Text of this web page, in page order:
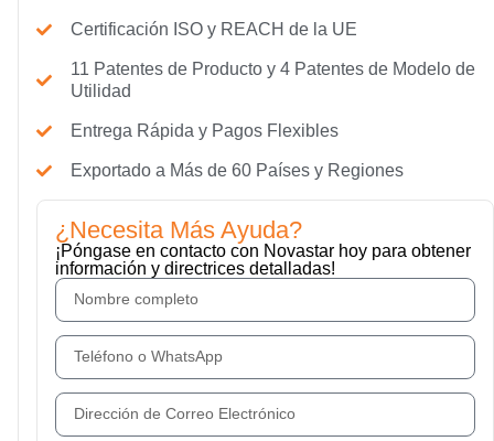
Certificación ISO y REACH de la UE
11 Patentes de Producto y 4 Patentes de Modelo de
Utilidad
Entrega Rápida y Pagos Flexibles
Exportado a Más de 60 Países y Regiones
¿Necesita Más Ayuda?
¡Póngase en contacto con Novastar hoy para obtener
información y directrices detalladas!